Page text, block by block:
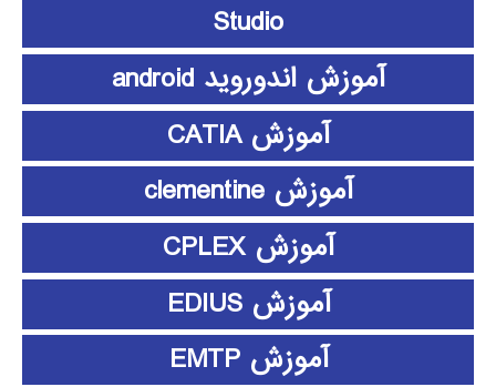
Studio
آموزش اندوروید android
آموزش CATIA
آموزش clementine
آموزش CPLEX
آموزش EDIUS
آموزش EMTP